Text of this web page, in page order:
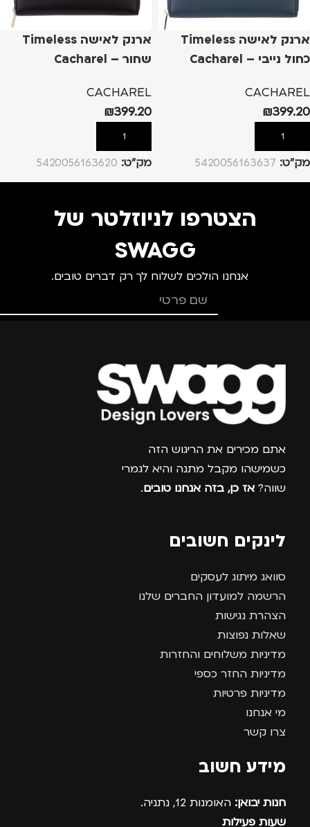
ארנק לאישה Timeless
כחול נייבי – Cacharel
CACHAREL
₪399.20
הוספה לסל
מק”ט: 5420056163637
ארנק לאישה Timeless
שחור – Cacharel
CACHAREL
₪399.20
הוספה לסל
מק”ט: 5420056163620
הצטרפו לניוזלטר של
SWAGG
אנחנו הולכים לשלוח לך רק דברים טובים.
צרפו אותי למועדון
אתם מכירים את הריגוש הזה
כשמישהו מקבל מתנה והיא לגמרי
שווה? אז כן, בזה אנחנו טובים.
לינקים חשובים
סוואג מיתוג לעסקים
הרשמה למועדון החברים שלנו
הצהרת נגישות
שאלות נפוצות
מדיניות משלוחים והחזרות
מדיניות החזר כספי
מדיניות פרטיות
מי אנחנו
צרו קשר
מידע חשוב
חנות יבואן: האומנות 12, נתניה.
שעות פעילות